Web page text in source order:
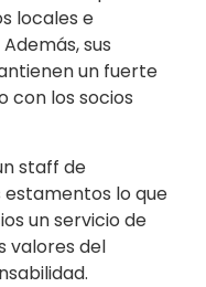
locales e
sus
un fuerte
con los socios
staff de
lo que
un servicio de
valores del